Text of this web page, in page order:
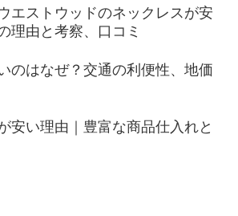
エストウッドのネックレスが安
理由と考察、口コミ
のはなぜ？交通の利便性、地価
安い理由｜豊富な商品仕入れと